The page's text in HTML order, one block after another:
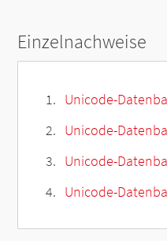
Einzelnachweise
Unicode-
Unicode-
Unicode-
Unicode-